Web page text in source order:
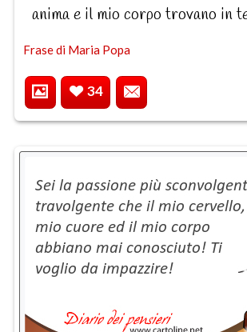
anima e il mio corpo trovano in
Frase di Maria Popa
34